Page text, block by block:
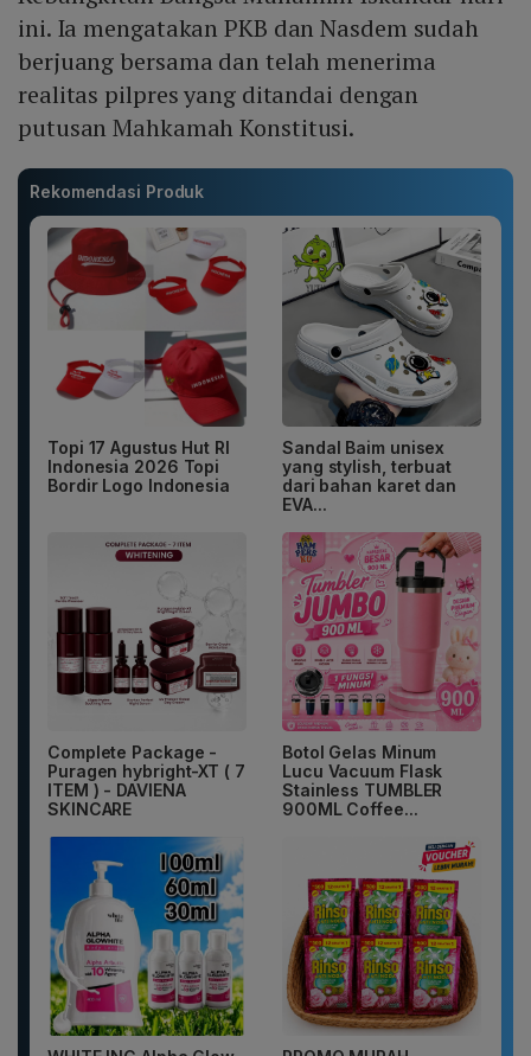
ini. Ia mengatakan PKB dan Nasdem sudah
berjuang bersama dan telah menerima
realitas pilpres yang ditandai dengan
putusan Mahkamah Konstitusi.
Rekomendasi Produk
Topi 17 Agustus Hut RI
Indonesia 2026 Topi
Bordir Logo Indonesia
Sandal Baim unisex
yang stylish, terbuat
dari bahan karet dan
EVA...
Complete Package -
Puragen hybright-XT ( 7
ITEM ) - DAVIENA
SKINCARE
Botol Gelas Minum
Lucu Vacuum Flask
Stainless TUMBLER
900ML Coffee...